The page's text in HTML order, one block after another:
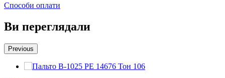
Способи оплати
Ви переглядали
Previous